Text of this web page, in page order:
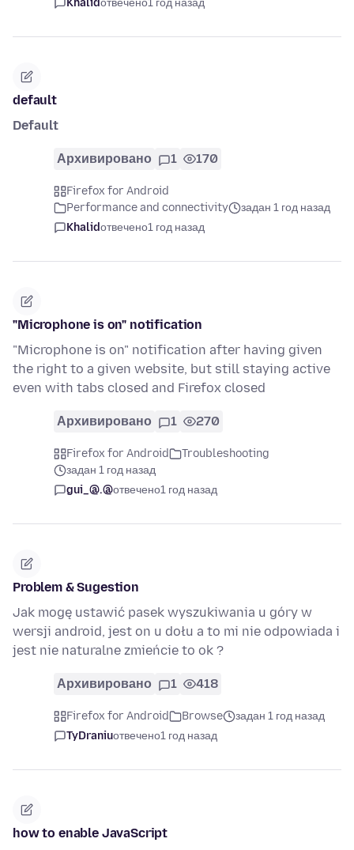
Khalidотвечено1 год назад
default
Default
Архивировано 1 170
Firefox for Android
Performance and connectivity
задан 1 год назад
Khalidотвечено1 год назад
"Microphone is on" notification
"Microphone is on" notification after having given
the right to a given website, but still staying active
even with tabs closed and Firefox closed
Архивировано 1 270
Firefox for Android
Troubleshooting
задан 1 год назад
gui_@.@отвечено1 год назад
Problem & Sugestion
Jak mogę ustawić pasek wyszukiwania u góry w
wersji android, jest on u dołu a to mi nie odpowiada i
jest nie naturalne zmieńcie to ok ?
Архивировано 1 418
Firefox for Android Browse
задан 1 год назад
TyDraniuотвечено1 год назад
how to enable JavaScript